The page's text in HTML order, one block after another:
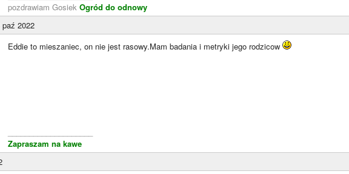
pozdrawiam Gosiek Ogród do odnowy
paź 2022
Eddie to mieszaniec, on nie jest rasowy.Mam badania i metryki jego rodzicow
Zapraszam na kawe